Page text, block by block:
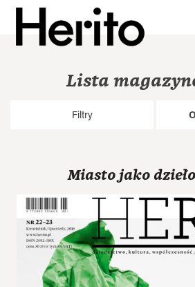
MAMY NA OKU
Lista
Filtry
Miasto jako